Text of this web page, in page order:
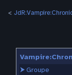
<
⮞Groupe